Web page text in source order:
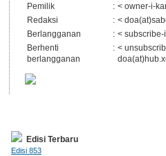
Pemilik
: < owner-i-
Redaksi
: <
Berlangganan
: <
Berhenti
berlangganan
: <
Edisi Terbaru
Edisi 853